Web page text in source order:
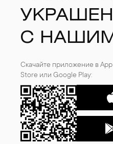
С
Скачайте приложение в App
Store или Google Play: